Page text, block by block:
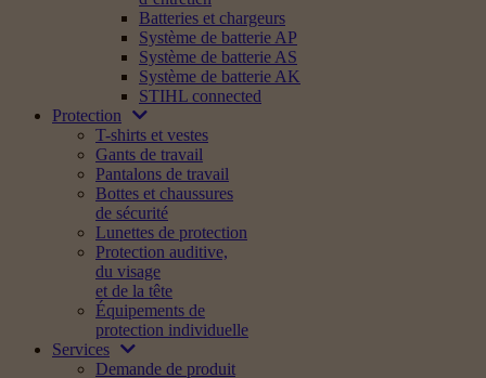
Batteries et chargeurs
Système de batterie AP
Système de batterie AS
Système de batterie AK
STIHL connected
Protection
T-shirts et vestes
Gants de travail
Pantalons de travail
Bottes et chaussures
de sécurité
Lunettes de protection
Protection auditive,
du visage
et de la tête
Équipements de
protection individuelle
Services
Demande de produit